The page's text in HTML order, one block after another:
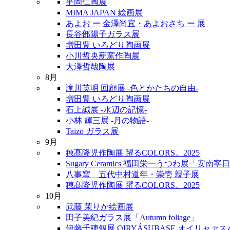
MIMA JAPAN 絵画展
あよお ー 金澤尚宜・あよおさち ー 展
長谷部陽子ガラス展
増田豊 いろどり陶画展
小川哲央薪窯作陶展
大澤哲哉陶展
8月
滝川英明 回顧展 -色とかたちの自由-
増田豊 いろどり陶画展
石上誠展 -水辺の記憶-
小林 輝三展 -月の物語-
Taizo ガラス展
9月
穂髙隆児作陶展 躍るCOLORS。2025
Sugary Ceramics 福田栄一うつわ展「安南寧日
八事窯 五代中村道年・崇壱 親子展
穂髙隆児作陶展 躍るCOLORS。2025
10月
武藤 茉りか絵画展
田子美紀ガラス展「Autumn foliage」
伊藤千穂個展 OIRYÁSUBASE オイリャァス